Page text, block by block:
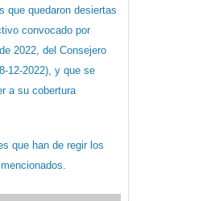
que quedaron desiertas
convocado por
2022, del Consejero
12-2022), y que se
a su cobertura
que han de regir los